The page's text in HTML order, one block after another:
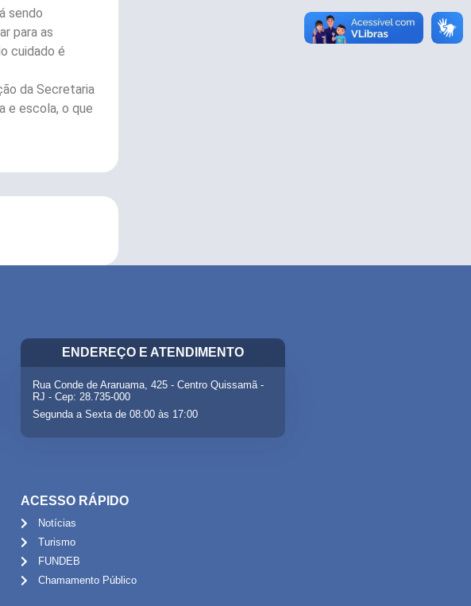
sendo
para as
cuidado é
da Secretaria
e escola, o que
ENDEREÇO E ATENDIMENTO
Rua Conde de Araruama, 425 - Centro Quissamã -
RJ - Cep: 28.735-000
Segunda a Sexta de 08:00 às 17:00
ACESSO RÁPIDO
Notícias
Turismo
FUNDEB
Chamamento Público